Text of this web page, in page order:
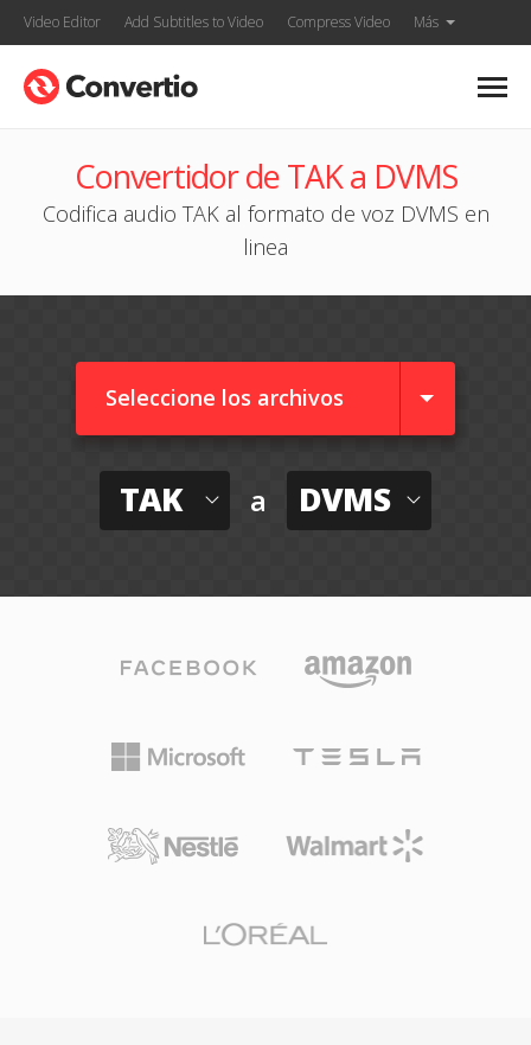
Video Editor Add Subtitles to Video Compress Video Más
Convertidor de TAK a DVMS
Codifica audio TAK al formato de voz DVMS en
linea
Seleccione los archivos
TAK a DVMS